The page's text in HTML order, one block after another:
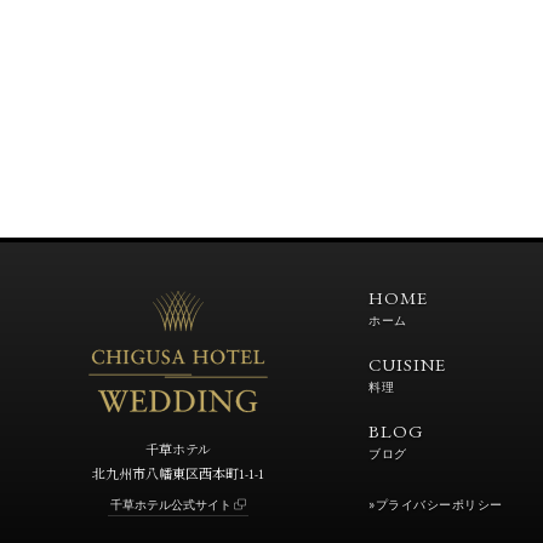
千草ホテル
北九州市八幡東区西本町1-1-1
千草ホテル公式サイト
HOME
ホーム
CUISINE
料理
BLOG
ブログ
»プライバシーポリシー